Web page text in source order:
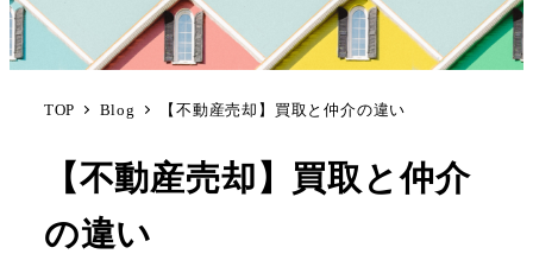
TOP Blog 【不動産売却】買取と仲介の違い
【不動産売却】買取と仲介
の違い